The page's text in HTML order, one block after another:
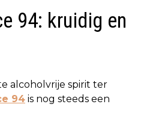
94: kruidig en
alcoholvrije spirit ter
94 is nog steeds een